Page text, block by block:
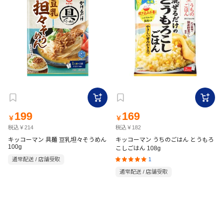
￥ 199
税込￥214
キッコーマン 具麺 豆乳坦々そうめん
100g
通常配送 / 店舗受取
￥ 169
税込￥182
キッコーマン うちのごはん とうもろ
こしごはん 108g
1
通常配送 / 店舗受取